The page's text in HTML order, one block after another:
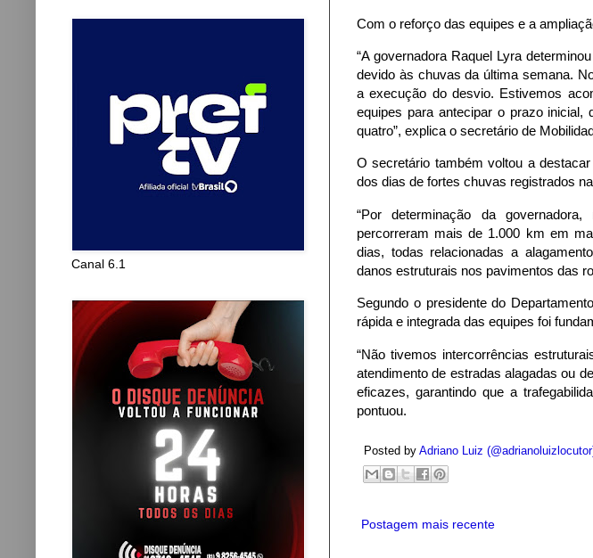
Com o reforço das equipes e a
“A governadora Raquel Lyra
devido às chuvas da última semana.
a execução do desvio. Estivemos
equipes para antecipar o prazo
quatro”, explica o secretário de
O secretário também voltou a
dos dias de fortes chuvas registrados
“Por determinação da
percorreram mais de 1.000 km em
dias, todas relacionadas a
danos estruturais nos pavimentos das
Segundo o presidente do
rápida e integrada das equipes foi
“Não tivemos intercorrências
atendimento de estradas alagadas ou
eficazes, garantindo que a
pontuou.
Posted by Adriano Luiz
Postagem mais recente
Canal 6.1